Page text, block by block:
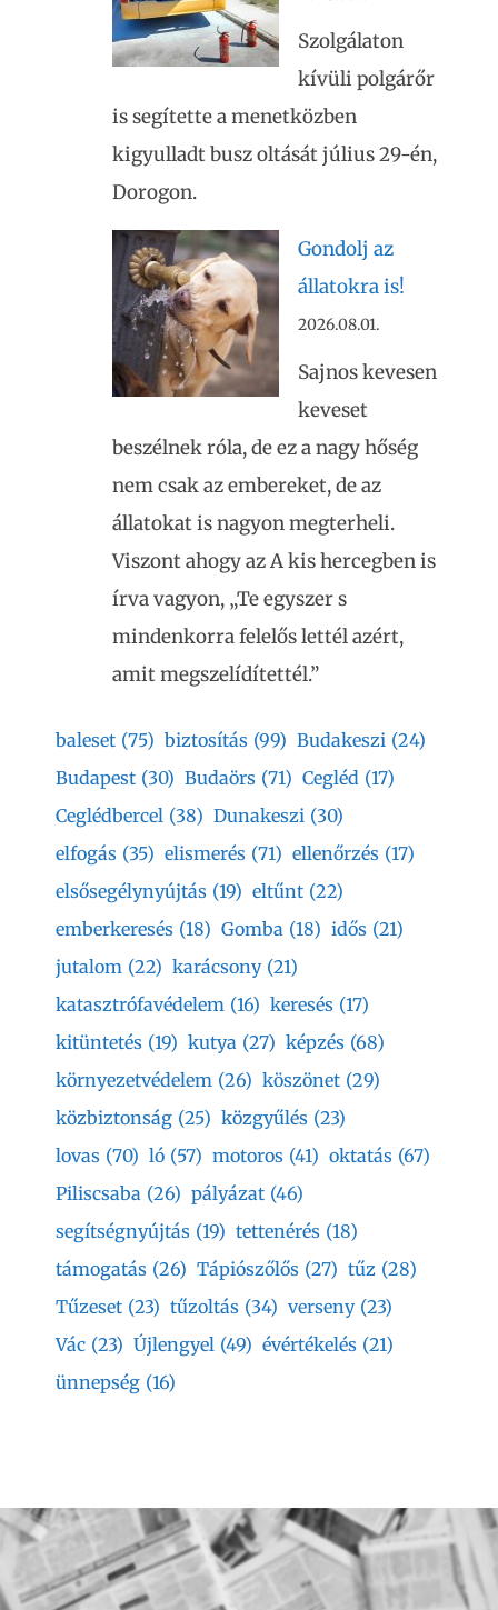
Szolgálaton
kívüli polgárőr
is segítette a menetközben
kigyulladt busz oltását július 29-én,
Dorogon.
Gondolj az
állatokra is!
2026.08.01.
Sajnos kevesen
keveset
beszélnek róla, de ez a nagy hőség
nem csak az embereket, de az
állatokat is nagyon megterheli.
Viszont ahogy az A kis hercegben is
írva vagyon, „Te egyszer s
mindenkorra felelős lettél azért,
amit megszelídítettél.”
baleset (75) biztosítás (99) Budakeszi (24)
Budapest (30) Budaörs (71) Cegléd (17)
Ceglédbercel (38) Dunakeszi (30)
elfogás (35) elismerés (71) ellenőrzés (17)
elsősegélynyújtás (19) eltűnt (22)
emberkeresés (18) Gomba (18) idős (21)
jutalom (22) karácsony (21)
katasztrófavédelem (16) keresés (17)
kitüntetés (19) kutya (27) képzés (68)
környezetvédelem (26) köszönet (29)
közbiztonság (25) közgyűlés (23)
lovas (70) ló (57) motoros (41) oktatás (67)
Piliscsaba (26) pályázat (46)
segítségnyújtás (19) tettenérés (18)
támogatás (26) Tápiószőlős (27) tűz (28)
Tűzeset (23) tűzoltás (34) verseny (23)
Vác (23) Újlengyel (49) évértékelés (21)
ünnepség (16)